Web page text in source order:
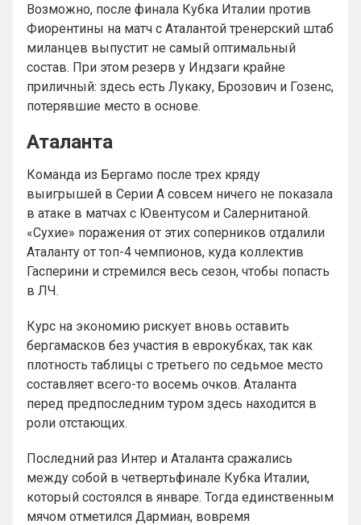
Возможно, после финала Кубка Италии против
Фиорентины на матч с Аталантой тренерский штаб
миланцев выпустит не самый оптимальный
состав. При этом резерв у Индзаги крайне
приличный: здесь есть Лукаку, Брозович и Гозенс,
потерявшие место в основе.
Аталанта
Команда из Бергамо после трех кряду
выигрышей в Серии А совсем ничего не показала
в атаке в матчах с Ювентусом и Салернитаной.
«Сухие» поражения от этих соперников отдалили
Аталанту от топ-4 чемпионов, куда коллектив
Гасперини и стремился весь сезон, чтобы попасть
в ЛЧ.
Курс на экономию рискует вновь оставить
бергамасков без участия в еврокубках, так как
плотность таблицы с третьего по седьмое место
составляет всего-то восемь очков. Аталанта
перед предпоследним туром здесь находится в
роли отстающих.
Последний раз Интер и Аталанта сражались
между собой в четвертьфинале Кубка Италии,
который состоялся в январе. Тогда единственным
мячом отметился Дармиан, вовремя